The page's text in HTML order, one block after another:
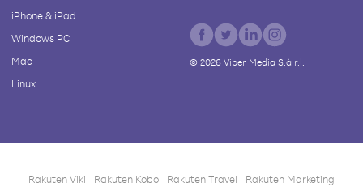
iPhone & iPad
Windows PC
Mac
Linux
© 2026Viber Media S.à r.l.
Rakuten Viki Rakuten Kobo Rakuten Travel Rakuten Marketing